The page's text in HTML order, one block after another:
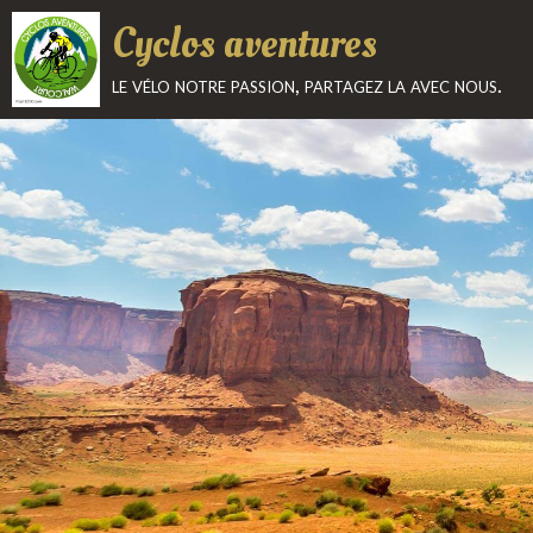
Cyclos aventures
le vélo notre passion, partagez la avec nous.